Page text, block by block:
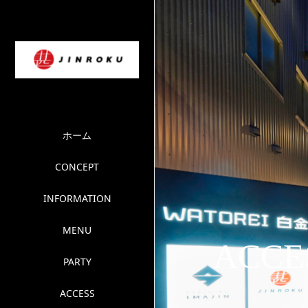
ホーム
CONCEPT
INFORMATION
MENU
PARTY
ACCESS